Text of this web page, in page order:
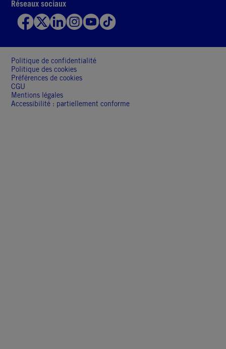
Réseaux sociaux
Politique de confidentialité
Politique des cookies
Préférences de cookies
CGU
Mentions légales
Accessibilité : partiellement conforme